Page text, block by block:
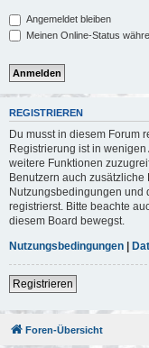
Angemeldet bleiben
Meinen Online-Status
REGISTRIEREN
Du musst in diesem Forum
Registrierung ist in
weitere Funktionen
Benutzern auch
Nutzungsbedingungen und
registrierst. Bitte beachte
diesem Board bewegst.
Nutzungsbedingungen |
Registrieren
Foren-Übersicht